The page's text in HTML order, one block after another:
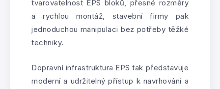
tvarovatelnost EPS bloků, přesné rozměry
a rychlou montáž, stavební firmy pak
jednoduchou manipulaci bez potřeby těžké
techniky.
Dopravní infrastruktura EPS tak představuje
moderní a udržitelný přístup k navrhování a